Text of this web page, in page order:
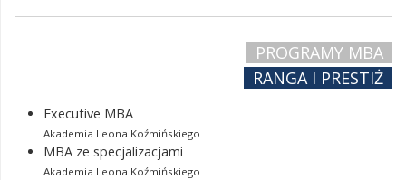
PROGRAMY MBA
RANGA I PRESTIŻ
Executive MBA
Akademia Leona Koźmińskiego
MBA ze specjalizacjami
Akademia Leona Koźmińskiego